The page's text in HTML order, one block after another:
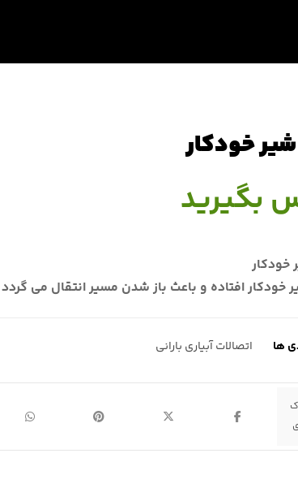
خودكار
بگیرید
خودكار
خودكار افتاده و باعث باز شدن مسير انتقال مي گردد
ها اتصالات آبياري باراني